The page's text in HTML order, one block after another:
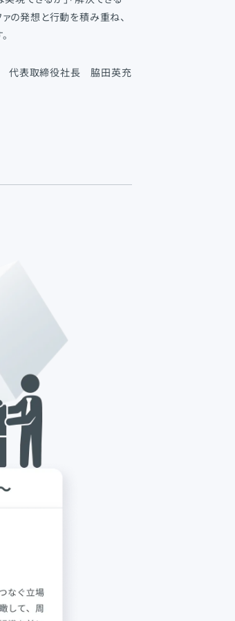
の発想と行動を積み重ね、
代表取締役社長 脇田英充